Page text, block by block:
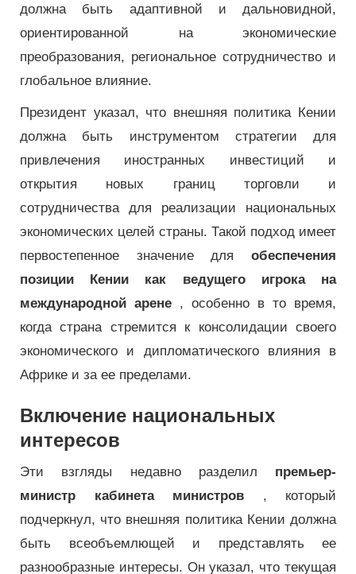
должна быть адаптивной и дальновидной,
ориентированной на экономические
преобразования, региональное сотрудничество и
глобальное влияние.
Президент указал, что внешняя политика Кении
должна быть инструментом стратегии для
привлечения иностранных инвестиций и
открытия новых границ торговли и
сотрудничества для реализации национальных
экономических целей страны. Такой подход имеет
первостепенное значение для обеспечения
позиции Кении как ведущего игрока на
международной арене , особенно в то время,
когда страна стремится к консолидации своего
экономического и дипломатического влияния в
Африке и за ее пределами.
Включение национальных
интересов
Эти взгляды недавно разделил премьер-
министр кабинета министров , который
подчеркнул, что внешняя политика Кении должна
быть всеобъемлющей и представлять ее
разнообразные интересы. Он указал, что текущая